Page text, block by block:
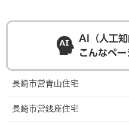
AI（人工
こんなペ
長崎市営青山住宅
長崎市営銭座住宅